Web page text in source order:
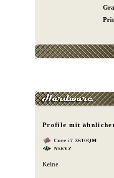
Profile mit
Core i7 3610QM
N56VZ
Keine